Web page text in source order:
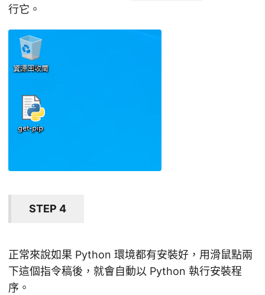
行它。
STEP 4
正常來說如果 Python 環境都有安裝好，用滑鼠點兩
下這個指令稿後，就會自動以 Python 執行安裝程
序。